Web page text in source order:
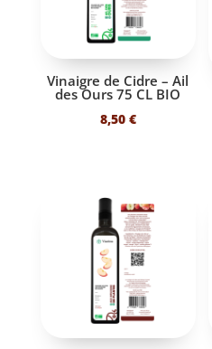
Vinaigre de Cidre – Ail
des Ours 75 CL BIO
8,50 €